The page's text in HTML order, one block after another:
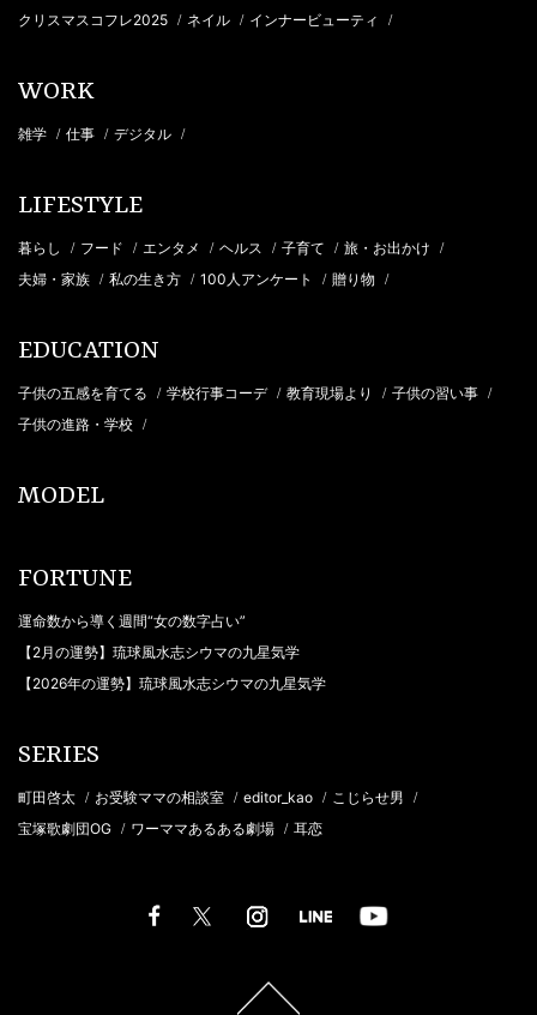
クリスマスコフレ2025 / ネイル / インナービューティ /
WORK
雑学 / 仕事 / デジタル /
LIFESTYLE
暮らし / フード / エンタメ / ヘルス / 子育て / 旅・お出かけ /
夫婦・家族 / 私の生き方 / 100人アンケート / 贈り物 /
EDUCATION
子供の五感を育てる / 学校行事コーデ / 教育現場より / 子供の習い事 /
子供の進路・学校 /
MODEL
FORTUNE
運命数から導く週間“女の数字占い”
【2月の運勢】琉球風水志シウマの九星気学
【2026年の運勢】琉球風水志シウマの九星気学
SERIES
町田啓太 / お受験ママの相談室 / editor_kao / こじらせ男 /
宝塚歌劇団OG / ワーママあるある劇場 / 耳恋